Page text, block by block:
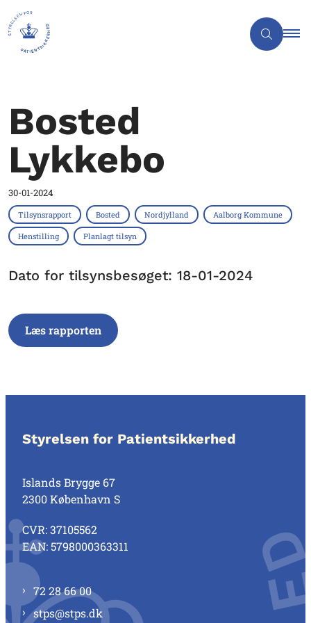
Bosted
Lykkebo
30-01-2024
Tilsynsrapport Bosted Nordjylland Aalborg Kommune
Henstilling Planlagt tilsyn
Dato for tilsynsbesøget: 18-01-2024
Læs rapporten
Styrelsen for Patientsikkerhed
Islands Brygge 67
2300 København S
CVR: 37105562
EAN: 5798000363311
72 28 66 00
stps@stps.dk